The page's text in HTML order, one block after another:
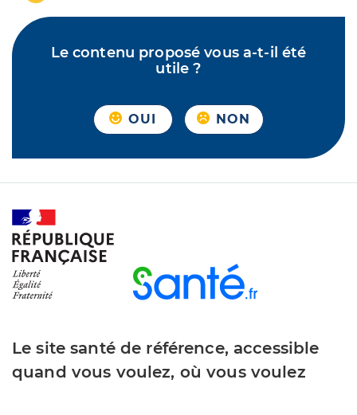
Le contenu proposé vous a-t-il été
utile ?
OUI NON
Le site santé de référence, accessible
quand vous voulez, où vous voulez